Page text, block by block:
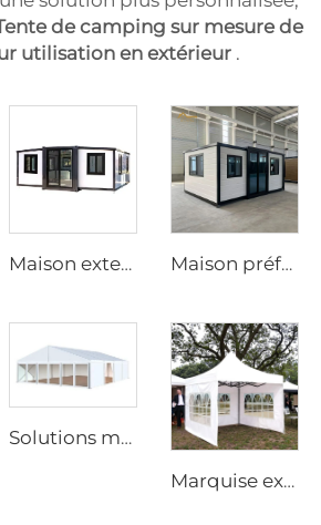
de camping sur mesure de
utilisation en extérieur .
Maison extensible | Studio préfabriqué en conteneur à montage rapide pour une vie nomade et des sites commerciaux Maison préfabriquée à montage rapide de 20 pieds | Solution mobile habitable portable à 3 chambres
Solutions modulaires d’extension d’entrepôt pour projets industriels | Tente de stockage en PVC ignifuge pour l’augmentation de la capacité des usines
Marquise extérieure à grande échelle pour événements | Structure étanche à ossature en aluminium à usage commercial